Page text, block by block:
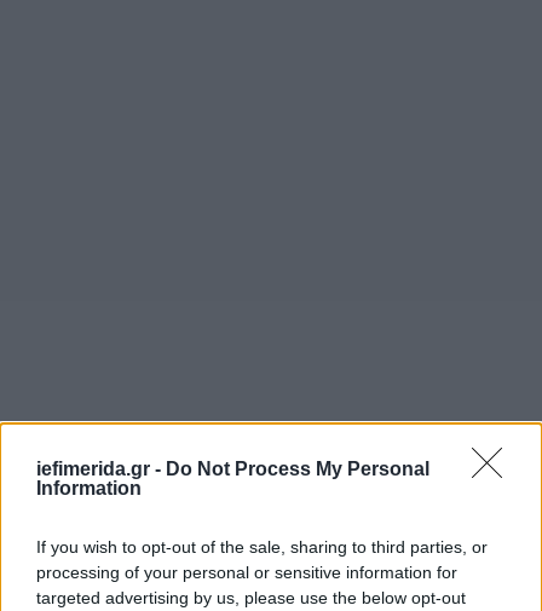
iefimerida.gr - Do Not Process My Personal
Information
If you wish to opt-out of the sale, sharing to third parties, or
processing of your personal or sensitive information for
targeted advertising by us, please use the below opt-out